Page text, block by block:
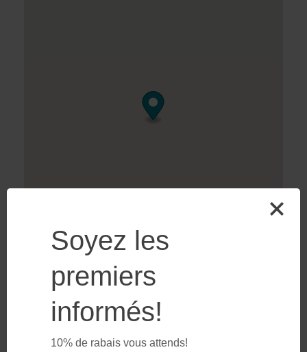
Soyez les
premiers
informés!
10% de rabais vous attends!